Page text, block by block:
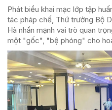
Phát biểu khai mạc lớp tập
tác pháp chế, Thứ trưởng Bộ
Hà nhấn mạnh vai trò quan
một "gốc", "bệ phóng" cho